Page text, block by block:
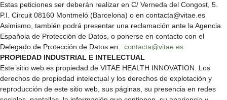
Estas peticiones ser deberán realizar en C/ Verneda del Congost, 5.
P.I. Circuit 08160 Montmeló (Barcelona) o en contacta@vitae.es
Asimismo, también podrá presentar una reclamación ante la Agencia
Española de Protección de Datos, o ponerse en contacto con el
Delegado de Protección de Datos en: contacta@vitae.es
PROPIEDAD INDUSTRIAL E INTELECTUAL
Este sitio web es propiedad de VITAE HEALTH INNOVATION. Los
derechos de propiedad intelectual y los derechos de explotación y
reproducción de este sitio web, sus páginas, su presencia en redes